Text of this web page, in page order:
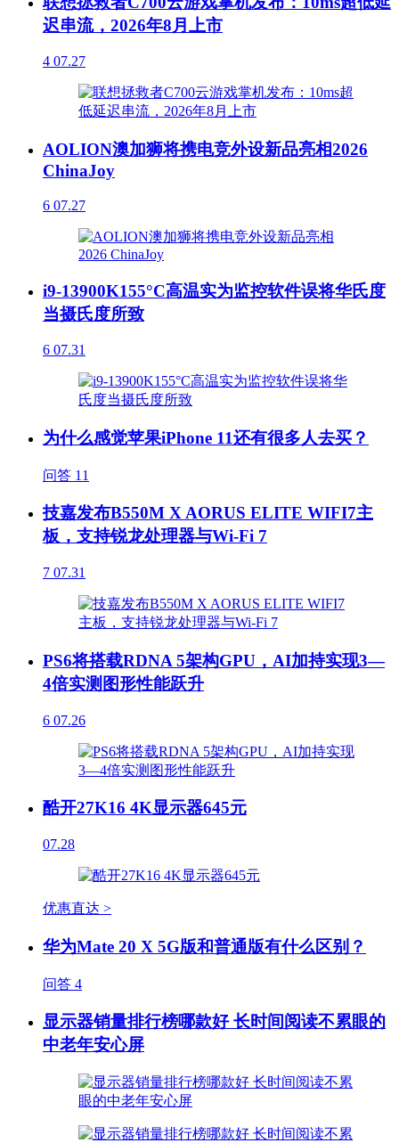
迟串流，2026年8月上市
4 07.27
AOLION澳加狮将携电竞外设新品亮相2026
ChinaJoy
6 07.27
i9-13900K155°C高温实为监控软件误将华氏度
当摄氏度所致
6 07.31
为什么感觉苹果iPhone 11还有很多人去买？
问答 11
技嘉发布B550M X AORUS ELITE WIFI7主
板，支持锐龙处理器与Wi-Fi 7
7 07.31
PS6将搭载RDNA 5架构GPU，AI加持实现3—
4倍实测图形性能跃升
6 07.26
酷开27K16 4K显示器645元
07.28
优惠直达 >
华为Mate 20 X 5G版和普通版有什么区别？
问答 4
显示器销量排行榜哪款好 长时间阅读不累眼的
中老年安心屏